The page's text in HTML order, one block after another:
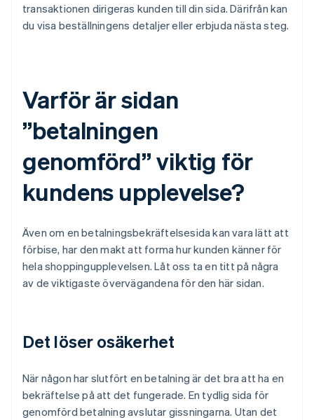
transaktionen dirigeras kunden till din sida. Därifrån kan
du visa beställningens detaljer eller erbjuda nästa steg.
Varför är sidan
”betalningen
genomförd” viktig för
kundens upplevelse?
Även om en betalningsbekräftelsesida kan vara lätt att
förbise, har den makt att forma hur kunden känner för
hela shoppingupplevelsen. Låt oss ta en titt på några
av de viktigaste övervägandena för den här sidan.
Det löser osäkerhet
När någon har slutfört en betalning är det bra att ha en
bekräftelse på att det fungerade. En tydlig sida för
genomförd betalning avslutar gissningarna. Utan det